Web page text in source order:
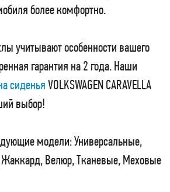
более комфортно.
учитывают особенности вашего
гарантия на 2 года. Наши
сиденьяVOLKSWAGEN CARAVELLA
выбор!
модели: Универсальные,
Велюр, Тканевые, Меховые